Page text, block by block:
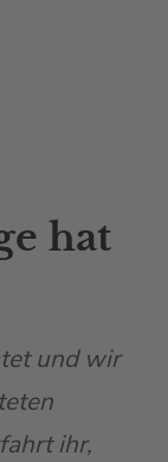
hat
und wir
ihr,